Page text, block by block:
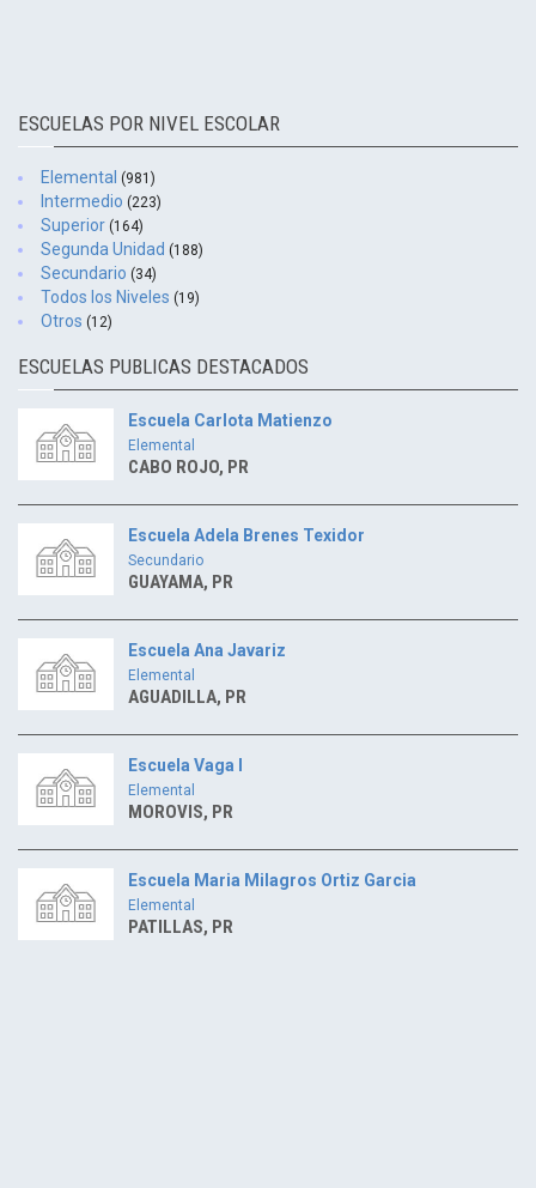
ESCUELAS POR NIVEL ESCOLAR
Elemental (981)
Intermedio (223)
Superior (164)
Segunda Unidad (188)
Secundario (34)
Todos los Niveles (19)
Otros (12)
ESCUELAS PUBLICAS DESTACADOS
Escuela Carlota Matienzo
Elemental
CABO ROJO, PR
Escuela Adela Brenes Texidor
Secundario
GUAYAMA, PR
Escuela Ana Javariz
Elemental
AGUADILLA, PR
Escuela Vaga I
Elemental
MOROVIS, PR
Escuela Maria Milagros Ortiz Garcia
Elemental
PATILLAS, PR